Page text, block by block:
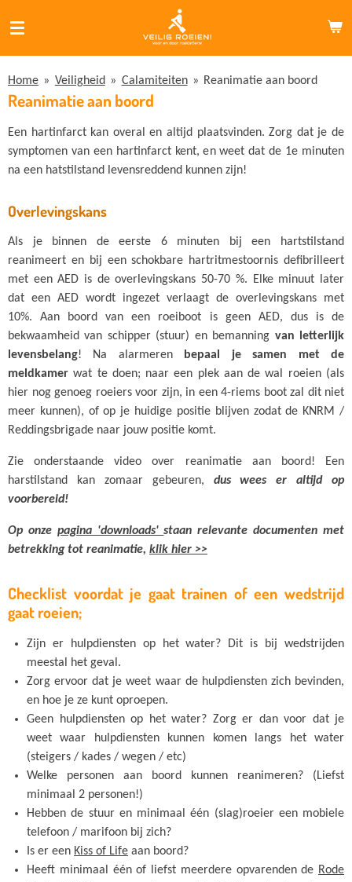
direct
naar
de
hoofdinhoud
Home » Veiligheid » Calamiteiten » Reanimatie aan boord
Reanimatie aan boord
Een hartinfarct kan overal en altijd plaatsvinden. Zorg dat je de
symptomen van een hartinfarct kent, en weet dat de 1e minuten
na een hatstilstand levensreddend kunnen zijn!
Overlevingskans
Als je binnen de eerste 6 minuten bij een hartstilstand
reanimeert en bij een schokbare hartritmestoornis defibrilleert
met een AED is de overlevingskans 50-70 %. Elke minuut later
dat een AED wordt ingezet verlaagt de overlevingskans met
10%. Aan boord van een roeiboot is geen AED, dus is de
bekwaamheid van schipper (stuur) en bemanning van letterlijk
levensbelang! Na alarmeren
bepaal je samen met de
meldkamer wat te doen; naar een plek aan de wal roeien (als
hier nog genoeg roeiers voor zijn, in een 4-riems boot zal dit niet
meer kunnen), of op je huidige positie blijven zodat de KNRM /
Reddingsbrigade naar jouw positie komt.
Zie onderstaande video over reanimatie aan boord! Een
harstilstand kan zomaar gebeuren, dus wees er altijd op
voorbereid!
Op onze pagina 'downloads'staan relevante documenten met
betrekking tot reanimatie, klik hier >>
Checklist voordat je gaat trainen of een wedstrijd
gaat roeien;
Zijn er hulpdiensten op het water? Dit is bij wedstrijden
meestal het geval.
Zorg ervoor dat je weet waar de hulpdiensten zich bevinden,
en hoe je ze kunt oproepen.
Geen hulpdiensten op het water? Zorg er dan voor dat je
weet waar hulpdiensten kunnen komen langs het water
(steigers / kades / wegen / etc)
Welke personen aan boord kunnen reanimeren? (Liefst
minimaal 2 personen!)
Hebben de stuur en minimaal één (slag)roeier een mobiele
telefoon / marifoon bij zich?
Is er een Kiss of Life aan boord?
Heeft minimaal één of liefst meerdere opvarenden de Rode